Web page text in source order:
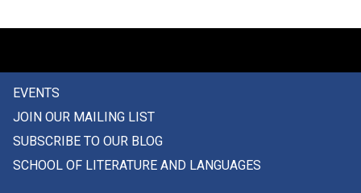
потомство
потрескавшийся
потрескаться
EVENTS
JOIN OUR MAILING LIST
SUBSCRIBE TO OUR BLOG
SCHOOL OF LITERATURE AND LANGUAGES